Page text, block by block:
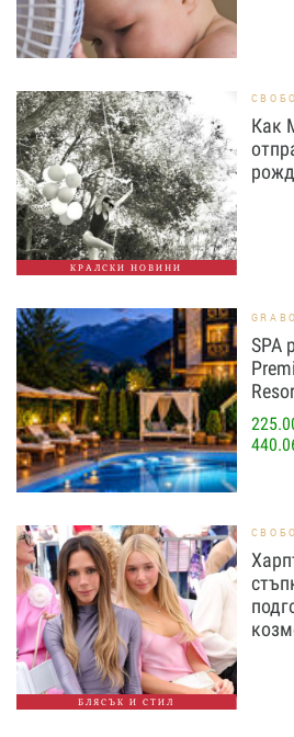
КРАЛСКИ НОВИНИ
Как
SPA
БЛЯСЪК И СТИЛ